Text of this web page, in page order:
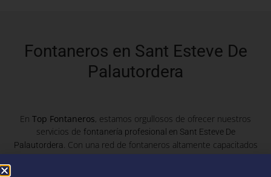
Fontaneros en Sant Esteve De
Palautordera
En Top Fontaneros, estamos orgullosos de ofrecer nuestros
servicios de fontanería profesional en Sant Esteve De
Palautordera. Con una red de fontaneros altamente capacitados